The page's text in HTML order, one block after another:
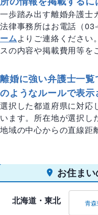
一歩踏み出す離婚弁護士
法律事務所はお電話（
ームよりご連絡ください
スの内容や掲載費用等を
離婚に強い弁護士一
のようなルールで表示
選択した都道府県に対応
います。所在地が選択し
地域の中心からの直線距
お住ま
北海道・東北 青